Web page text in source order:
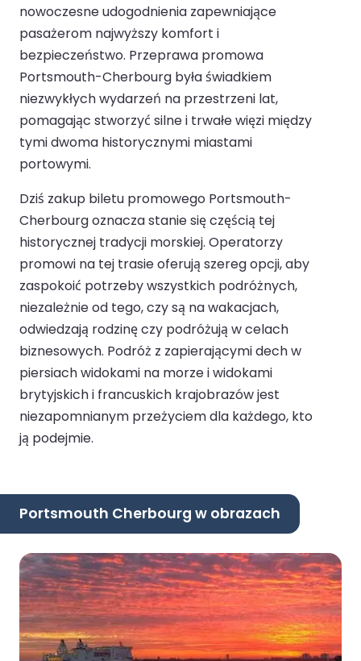
nowoczesne udogodnienia zapewniające
pasażerom najwyższy komfort i
bezpieczeństwo. Przeprawa promowa
Portsmouth-Cherbourg była świadkiem
niezwykłych wydarzeń na przestrzeni lat,
pomagając stworzyć silne i trwałe więzi między
tymi dwoma historycznymi miastami
portowymi.
Dziś zakup biletu promowego Portsmouth-
Cherbourg oznacza stanie się częścią tej
historycznej tradycji morskiej. Operatorzy
promowi na tej trasie oferują szereg opcji, aby
zaspokoić potrzeby wszystkich podróżnych,
niezależnie od tego, czy są na wakacjach,
odwiedzają rodzinę czy podróżują w celach
biznesowych. Podróż z zapierającymi dech w
piersiach widokami na morze i widokami
brytyjskich i francuskich krajobrazów jest
niezapomnianym przeżyciem dla każdego, kto
ją podejmie.
Portsmouth Cherbourg w obrazach